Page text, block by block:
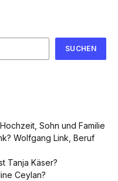
SUCHEN
Sohn und Familie
Wolfgang Link, Beruf
Tanja Käser?
Ceylan?